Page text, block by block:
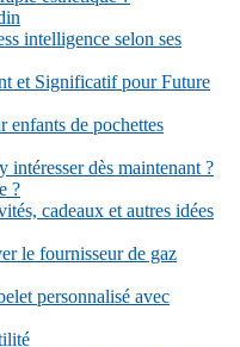
intelligence selon ses
et Significatif pour Future
enfants de pochettes
intéresser dès maintenant ?
?
cadeaux et autres idées
le fournisseur de gaz
personnalisé avec